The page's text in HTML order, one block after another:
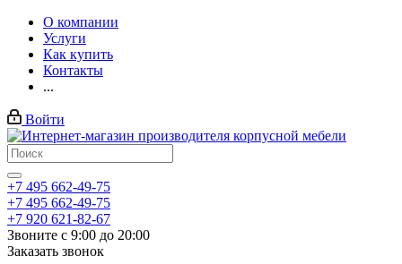
О компании
Услуги
Как купить
Контакты
...
Войти
+7 495 662-49-75
+7 495 662-49-75
+7 920 621-82-67
Звоните с 9:00 до 20:00
Заказать звонок